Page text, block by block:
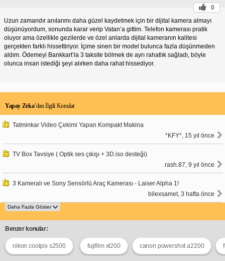
0
Uzun zamandır anılarımı daha güzel kaydetmek için bir dijital kamera almayı
düşünüyordum, sonunda karar verip Vatan’a gittim. Telefon kamerası pratik
oluyor ama özellikle gezilerde ve özel anlarda dijital kameranın kalitesi
gerçekten farklı hissettiriyor. İçime sinen bir model bulunca fazla düşünmeden
aldım. Ödemeyi Bankkart’la 3 taksite bölmek de ayrı rahatlık sağladı, böyle
olunca insan istediği şeyi alırken daha rahat hissediyor.
Yapay Zeka’dan İlgili Konular
Tatminkar Video Çekimi Yapan Kompakt Makina
*KFY*, 15 yıl önce
TV Box Tavsiye ( Optik ses çıkışı + 3D.iso desteği)
rash.87, 9 yıl önce
3 Kameralı ve Sony Sensörlü Araç Kamerası - Laiser Alpha 1!
bilexsamet, 3 hafta önce
Benzer konular:
nikon coolpix s2500 fujifilm xt200 canon powershot a2200